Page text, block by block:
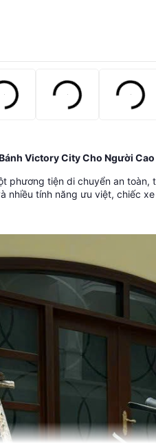
Victory City Cho Người
phương tiện di chuyển an
nhiều tính năng ưu việt, chiếc